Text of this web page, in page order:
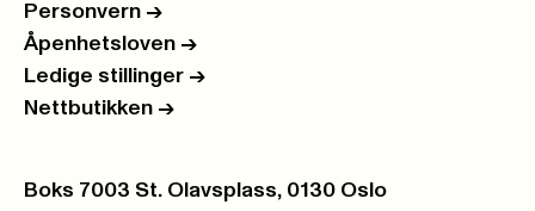
Personvern ->
Åpenhetsloven ->
Ledige stillinger ->
Nettbutikken ->
Postboks:
Boks 7003 St. Olavsplass, 0130 Oslo